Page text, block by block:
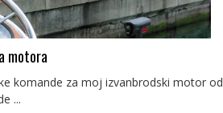
motora
komande za moj izvanbrodski motor od
...